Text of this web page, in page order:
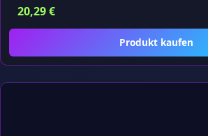
20,29€
Produkt kaufen